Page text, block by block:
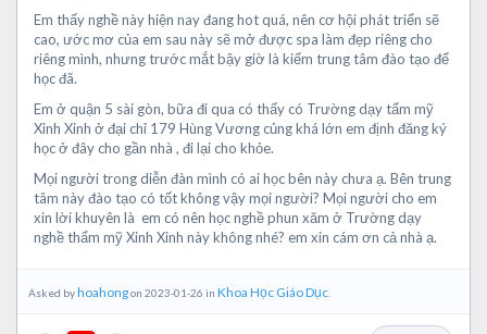
Em thấy nghề này hiện nay đang hot quá, nên cơ hội phát triển sẽ
cao, ước mơ của em sau này sẽ mở được spa làm đẹp riêng cho
riêng mình, nhưng trước mắt bậy giờ là kiếm trung tâm đào tạo để
học đã.
Em ở quận 5 sài gòn, bữa đi qua có thấy có Trường dạy tẩm mỹ
Xinh Xinh ở đại chỉ 179 Hùng Vương củng khá lớn em định đăng ký
học ở đây cho gần nhà , đi lại cho khỏe.
Mọi người trong diễn đàn mình có ai học bên này chưa ạ. Bên trung
tâm này đào tạo có tốt không vậy mọi người? Mọi người cho em
xin lời khuyên là em có nên học nghề phun xăm ở Trường dạy
nghề thẩm mỹ Xinh Xinh này không nhé? em xin cám ơn cả nhà ạ.
Asked byhoahongon 2023-01-26 in Khoa Học Giáo Dục